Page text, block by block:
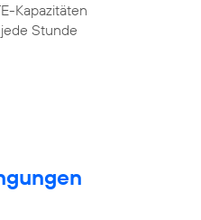
Kapazitäten
Stunde